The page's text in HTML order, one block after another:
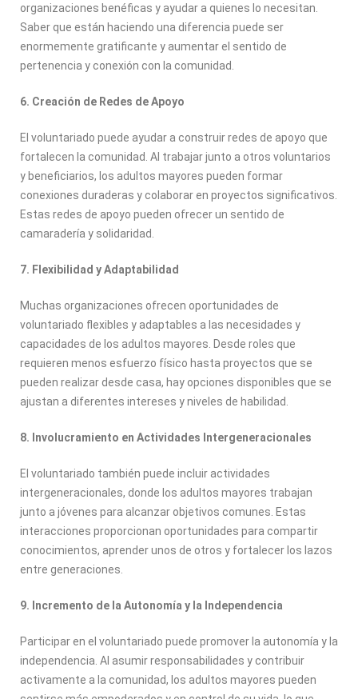
organizaciones benéficas y ayudar a quienes lo necesitan.
Saber que están haciendo una diferencia puede ser
enormemente gratificante y aumentar el sentido de
pertenencia y conexión con la comunidad.
6. Creación de Redes de Apoyo
El voluntariado puede ayudar a construir redes de apoyo que
fortalecen la comunidad. Al trabajar junto a otros voluntarios
y beneficiarios, los adultos mayores pueden formar
conexiones duraderas y colaborar en proyectos significativos.
Estas redes de apoyo pueden ofrecer un sentido de
camaradería y solidaridad.
7. Flexibilidad y Adaptabilidad
Muchas organizaciones ofrecen oportunidades de
voluntariado flexibles y adaptables a las necesidades y
capacidades de los adultos mayores. Desde roles que
requieren menos esfuerzo físico hasta proyectos que se
pueden realizar desde casa, hay opciones disponibles que se
ajustan a diferentes intereses y niveles de habilidad.
8. Involucramiento en Actividades Intergeneracionales
El voluntariado también puede incluir actividades
intergeneracionales, donde los adultos mayores trabajan
junto a jóvenes para alcanzar objetivos comunes. Estas
interacciones proporcionan oportunidades para compartir
conocimientos, aprender unos de otros y fortalecer los lazos
entre generaciones.
9. Incremento de la Autonomía y la Independencia
Participar en el voluntariado puede promover la autonomía y la
independencia. Al asumir responsabilidades y contribuir
activamente a la comunidad, los adultos mayores pueden